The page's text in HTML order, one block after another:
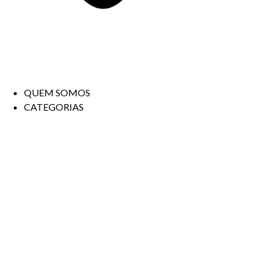
QUEM SOMOS
CATEGORIAS